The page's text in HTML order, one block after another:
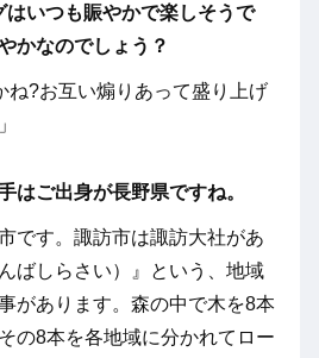
いつも賑やかで楽しそうで
かなのでしょう？
ね?お互い煽りあって盛り上げ
はご出身が長野県ですね。
です。諏訪市は諏訪大社があ
ばしらさい）』という、地域
があります。森の中で木を8本
の8本を各地域に分かれてロー